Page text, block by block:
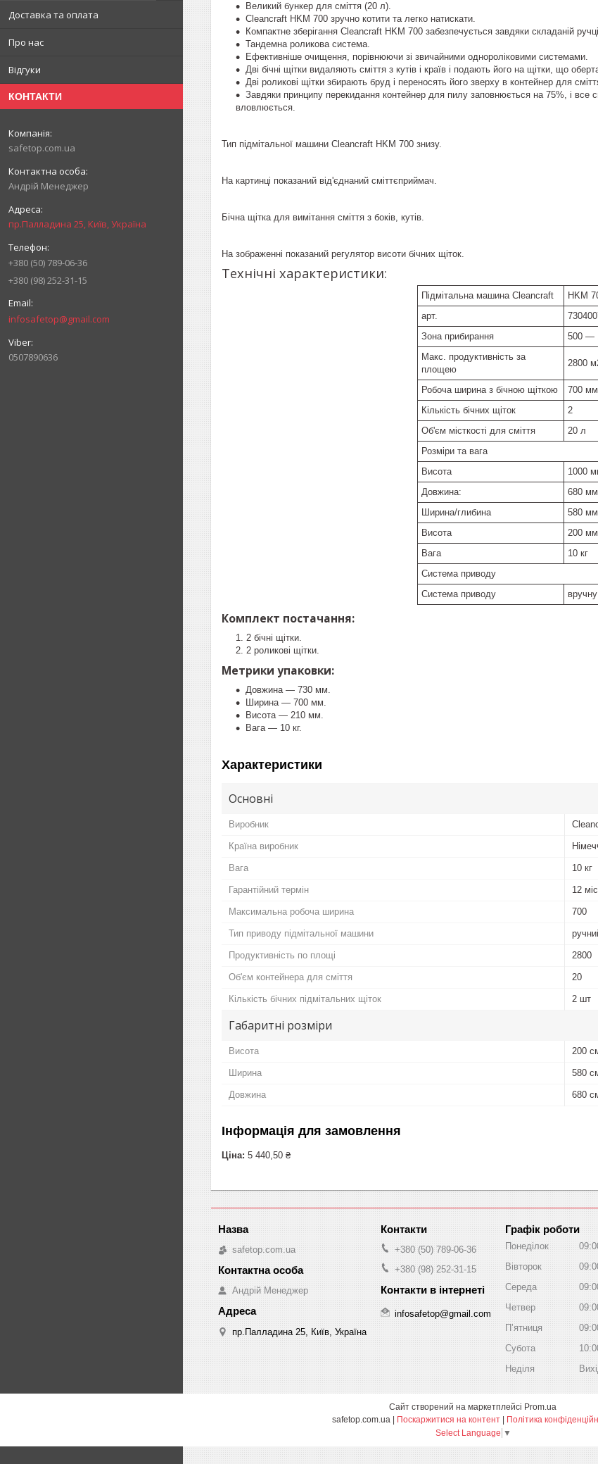
Доставка та оплата
Про нас
Відгуки
КОНТАКТИ
safetop.com.ua
Андрій Менеджер
пр.Палладина 25, Київ, Україна
+380 (50) 789-06-36
+380 (98) 252-31-15
infosafetop@gmail.com
0507890636
Великий бункер для сміття (20 л).
Cleancraft HKM 700 зручно котити та легко натискати.
Компактне зберігання Cleancraft HKM 700 забезпечується завдяки складаній
Тандемна роликова система.
Ефективніше очищення, порівнюючи зі звичайними однороліковими системами.
Дві бічні щітки видаляють сміття з кутів і країв і подають його на щітки, що
Дві роликові щітки збирають бруд і переносять його зверху в контейнер для
Завдяки принципу перекидання контейнер для пилу заповнюється на 75%, і все
вловлюється.
Тип підмітальної машини Cleancraft HKM 700 знизу.
На картинці показаний від'єднаний сміттєприймач.
Бічна щітка для вимітання сміття з боків, кутів.
На зображенні показаний регулятор висоти бічних щіток.
Технічні характеристики:
Підмітальна машина Cleancraft
HKM
арт.
Зона прибирання
500 —
Макс. продуктивність за
площею
2800
Робоча ширина з бічною щіткою
700 мм
Кількість бічних щіток
2
Об'єм місткості для сміття
20 л
Розміри та вага
Висота
1000
Довжина:
680 мм
Ширина/глибина
580 мм
Висота
200 мм
Вага
10 кг
Система приводу
Система приводу
вручну
Комплект постачання:
2 бічні щітки.
2 роликові щітки.
Метрики упаковки:
Довжина — 730 мм.
Ширина — 700 мм.
Висота — 210 мм.
Вага — 10 кг.
Характеристики
Основні
Виробник
Країна виробник
Вага 10 кг
Гарантійний термін 12 міс
Максимальна робоча ширина 700
Тип приводу підмітальної машини
Продуктивність по площі 2800
Об'єм контейнера для сміття 20
Кількість бічних підмітальних щіток 2 шт
Габаритні розміри
Висота 200
Ширина 580
Довжина 680
Інформація для замовлення
Ціна: 5 440,50 ₴
safetop.com.ua
Андрій Менеджер
пр.Палладина 25, Київ, Україна
+380 (50) 789-06-36
+380 (98) 252-31-15
infosafetop@gmail.com
Графік роботи
Понеділок
Вівторок
Середа
Четвер
Пʼятниця
Субота
Неділя
Сайт створений на маркетплейсі Prom.ua
safetop.com.ua | Поскаржитися на контент | Політика
Select Language ▼